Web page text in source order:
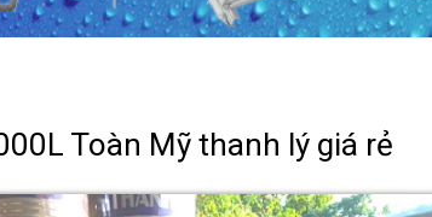
Toàn Mỹ thanh lý giá rẻ